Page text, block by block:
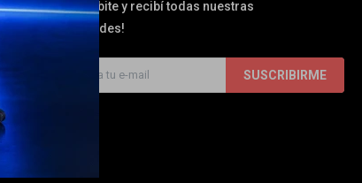
¡Suscribite y recibí todas nuestras
novedades!
SUSCRIBIRME